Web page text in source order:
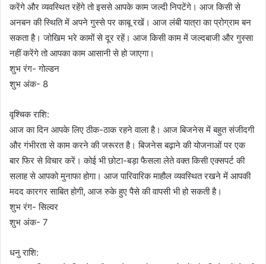
करेंगे और व्यवस्थित रहेंगे तो इससे आपके काम जल्दी निपटेंगे। आज किसी से
अनबन की स्थिति में अपने गुस्से पर काबू रखें। आज लंबी यात्रा का प्रोग्राम बन
सकता है। जोखिम भरे कामों से दूर रहें। आज किसी काम में जल्दबाजी और गुस्सा
नहीं करेंगे तो आपका काम आसानी से हो जाएगा।
शुभ रंग- गोल्डन
शुभ अंक- 8
वृश्चिक राशि:
आज का दिन आपके लिए ठीक-ठाक रहने वाला है। आज बिजनेस में बहुत संजीदगी
और गंभीरता से काम करने की जरूरत है। बिजनेस बढ़ाने की योजनाओं पर एक
बार फिर से विचार करें। कोई भी छोटा-बड़ा फैसला लेते वक्त किसी एक्सपर्ट की
सलाह से आपको मुनाफा होगा। आज पारिवारिक माहौल व्यवस्थित रखने में आपकी
मदद कारगर साबित होगी, आज रुके हुए पैसे की वापसी भी हो सकती है।
शुभ रंग- सिल्वर
शुभ अंक- 7
धनु राशि: